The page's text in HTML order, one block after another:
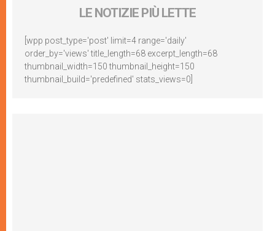
LE NOTIZIE PIÙ LETTE
[wpp post_type='post' limit=4 range='daily'
order_by='views' title_length=68 excerpt_length=68
thumbnail_width=150 thumbnail_height=150
thumbnail_build='predefined' stats_views=0]